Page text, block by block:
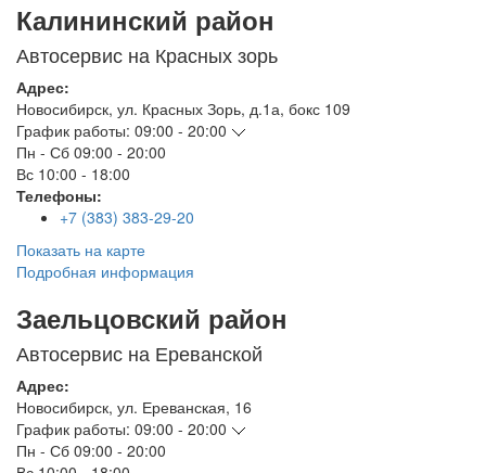
Калининский район
Автосервис на Красных зорь
Адрес:
Новосибирск, ул. Красных Зорь, д.1а, бокс 109
График работы: 09:00 - 20:00
Пн - Сб 09:00 - 20:00
Вс 10:00 - 18:00
Телефоны:
+7 (383) 383-29-20
Показать на карте
Подробная информация
Заельцовский район
Автосервис на Ереванской
Адрес:
Новосибирск, ул. Ереванская, 16
График работы: 09:00 - 20:00
Пн - Сб 09:00 - 20:00